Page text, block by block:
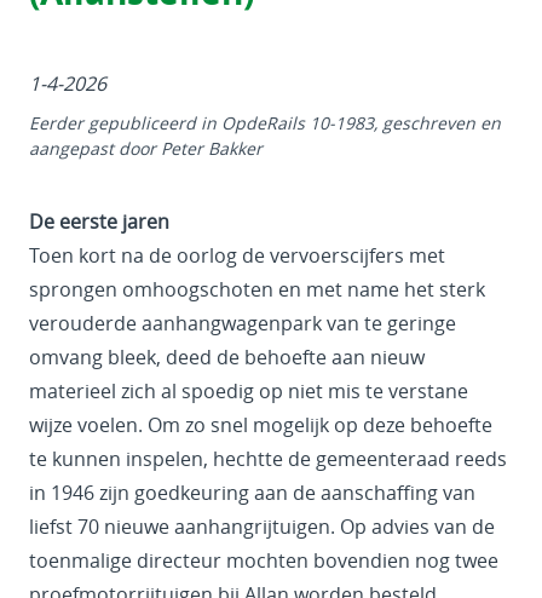
1-4-2026
Eerder gepubliceerd in OpdeRails 10-1983, geschreven en
aangepast door Peter Bakker
De eerste jaren
Toen kort na de oorlog de vervoerscijfers met
sprongen omhoogschoten en met name het sterk
verouderde aanhangwagenpark van te geringe
omvang bleek, deed de behoefte aan nieuw
materieel zich al spoedig op niet mis te verstane
wijze voelen. Om zo snel mogelijk op deze behoefte
te kunnen inspelen, hechtte de gemeenteraad reeds
in 1946 zijn goedkeuring aan de aanschaffing van
liefst 70 nieuwe aanhangrijtuigen. Op advies van de
toenmalige directeur mochten bovendien nog twee